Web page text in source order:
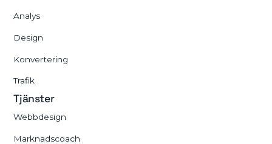
Analys
Design
Konvertering
Trafik
Tjänster
Webbdesign
Marknadscoach